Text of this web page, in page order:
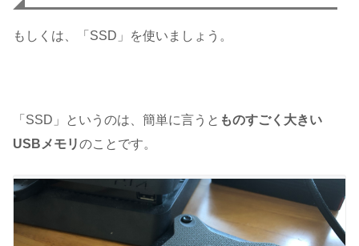
もしくは、「SSD」を使いましょう。
「SSD」というのは、簡単に言うと ものすごく大きい
USBメモリのことです。